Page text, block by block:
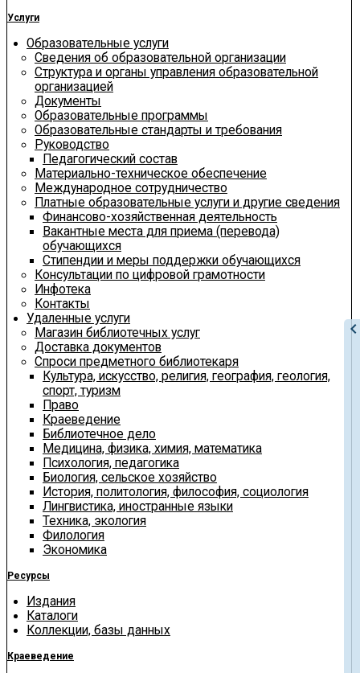
Услуги
Образовательные услуги
Сведения об образовательной организации
Структура и органы управления образовательной
организацией
Документы
Образовательные программы
Образовательные стандарты и требования
Руководство
Педагогический состав
Материально-техническое обеспечение
Международное сотрудничество
Платные образовательные услуги и другие сведения
Финансово-хозяйственная деятельность
Вакантные места для приема (перевода)
обучающихся
Стипендии и меры поддержки обучающихся
Консультации по цифровой грамотности
Инфотека
Контакты
Удаленные услуги
Магазин библиотечных услуг
Доставка документов
Спроси предметного библиотекаря
Культура, искусство, религия, география, геология,
спорт, туризм
Право
Краеведение
Библиотечное дело
Медицина, физика, химия, математика
Психология, педагогика
Биология, сельское хозяйство
История, политология, философия, социология
Лингвистика, иностранные языки
Техника, экология
Филология
Экономика
Ресурсы
Издания
Каталоги
Коллекции, базы данных
Краеведение